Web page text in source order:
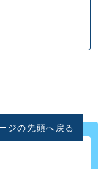
ジの先頭へ戻る